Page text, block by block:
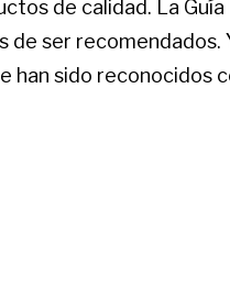
de calidad. La Guía
de ser recomendados.
han sido reconocidos